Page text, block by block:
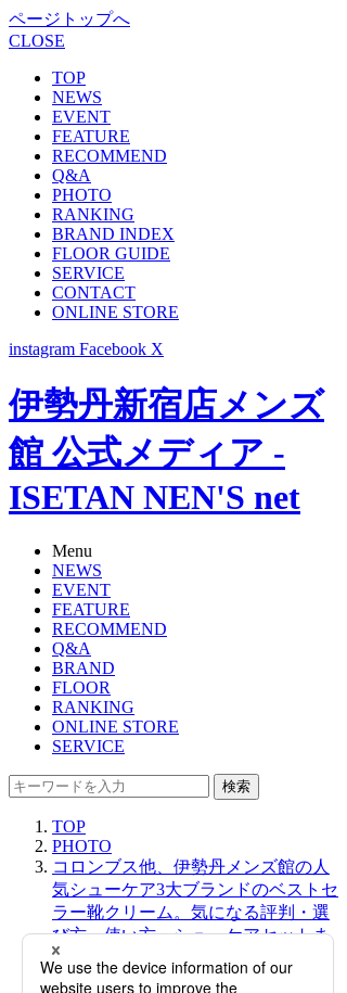
ページトップへ
CLOSE
TOP
NEWS
EVENT
FEATURE
RECOMMEND
Q&A
PHOTO
RANKING
BRAND INDEX
FLOOR GUIDE
SERVICE
CONTACT
ONLINE STORE
instagram Facebook X
伊勢丹新宿店メンズ
館 公式メディア -
ISETAN NEN'S net
Menu
NEWS
EVENT
FEATURE
RECOMMEND
Q&A
BRAND
FLOOR
RANKING
ONLINE STORE
SERVICE
検索
TOP
PHOTO
コロンブス他、伊勢丹メンズ館の人
気シューケア3大ブランドのベストセ
ラー靴クリーム。気になる評判・選
び方・使い方・シューケアセットま
で一挙ご紹介【2025年12月更新】